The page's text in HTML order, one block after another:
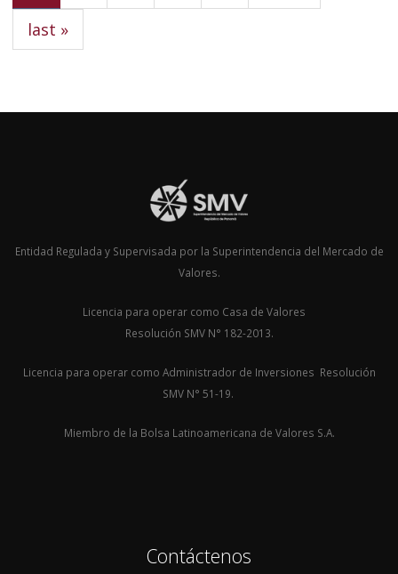
last »
Entidad Regulada y Supervisada por la Superintendencia del Mercado de
Valores.
Licencia para operar como Casa de Valores
Resolución SMV N° 182-2013.
Licencia para operar como Administrador de Inversiones Resolución
SMV N° 51-19.
Miembro de la Bolsa Latinoamericana de Valores S.A.
Contáctenos